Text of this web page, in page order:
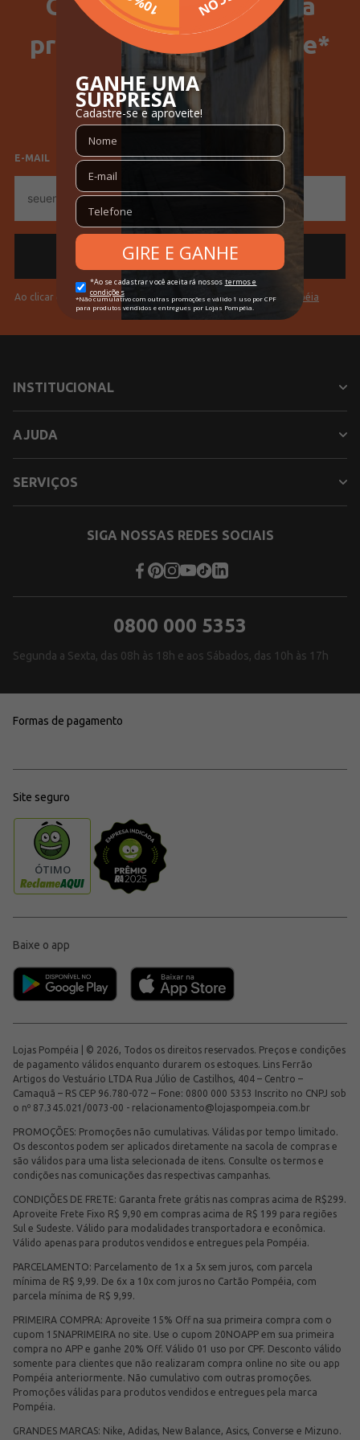
Juvenil
Manga Curta
Gola Redonda
Viscolycra
Cores
primeira compra no site*
SELECIONE SEU GÊNERO
Feminino
E-MAIL
mail
Ao clicar em "Cadastrar" você aceita osTermos de Uso da Pompéia
INSTITUCIONAL
AJUDA
SERVIÇOS
SIGA NOSSAS REDES SOCIAIS
0800 000 5353
Segunda a Sexta, das 08h às 18h e aos Sábados, das 10h às 17h
Formas de pagamento
Site seguro
Baixe o app
Lojas Pompéia | © 2026, Todos os direitos reservados. Preços e condições
de pagamento válidos enquanto durarem os estoques. Lins Ferrão
Artigos do Vestuário LTDA Rua Júlio de Castilhos, 404 – Centro –
Camaquã – RS CEP 96.780-072 – Fone: 0800 000 5353 Inscrito no CNPJ sob
o nº 87.345.021/0073-00 - relacionamento@lojaspompeia.com.br
PROMOÇÕES: Promoções não cumulativas. Válidas por tempo limitado.
Os descontos podem ser aplicados diretamente na sacola de compras e
são válidos para uma lista selecionada de itens. Consulte os termos e
condições nas comunicações das respectivas campanhas.
CONDIÇÕES DE FRETE: Garanta frete grátis nas compras acima de R$299.
Aproveite Frete Fixo R$ 9,90 em compras acima de R$ 199 para regiões
Sul e Sudeste. Válido para modalidades transportadora e econômica.
Válido apenas para produtos vendidos e entregues pela Pompéia.
PARCELAMENTO: Parcelamento de 1x a 5x sem juros, com parcela
mínima de R$ 9,99. De 6x a 10x com juros no Cartão Pompéia, com
parcela mínima de R$ 9,99.
PRIMEIRA COMPRA: Aproveite 15% Off na sua primeira compra com o
cupom 15NAPRIMEIRA no site. Use o cupom 20NOAPP em sua primeira
compra no APP e ganhe 20% Off. Válido 01 uso por CPF. Desconto válido
somente para clientes que não realizaram compra online no site ou app
Pompéia anteriormente. Não cumulativo com outras promoções.
Promoções válidas para produtos vendidos e entregues pela marca
Pompéia.
GRANDES MARCAS: Nike, Adidas, New Balance, Asics, Converse e Mizuno.